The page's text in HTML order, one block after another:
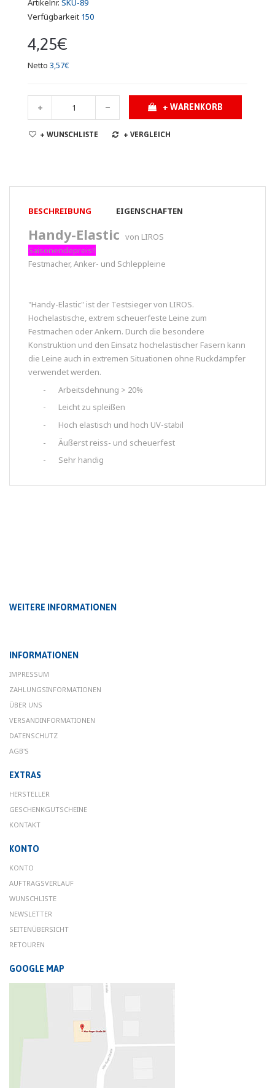
Artikelnr. SKU-89
Verfügbarkeit 150
4,25€
Netto 3,57€
+ WARENKORB
+ WUNSCHLISTE + VERGLEICH
BESCHREIBUNG EIGENSCHAFTEN
Handy-Elastic von LIROS
Saisonendepreis!!
Festmacher, Anker- und Schleppleine
"Handy-Elastic" ist der Testsieger von LIROS.
Hochelastische, extrem scheuerfeste Leine zum
Festmachen oder Ankern. Durch die besondere
Konstruktion und den Einsatz hochelastischer Fasern kann
die Leine auch in extremen Situationen ohne Ruckdämpfer
verwendet werden.
-
Arbeitsdehnung > 20%
-
Leicht zu spleißen
-
Hoch elastisch und hoch UV-stabil
-
Äußerst reiss- und scheuerfest
-
Sehr handig
WEITERE INFORMATIONEN
INFORMATIONEN
IMPRESSUM
ZAHLUNGSINFORMATIONEN
ÜBER UNS
VERSANDINFORMATIONEN
DATENSCHUTZ
AGB'S
EXTRAS
HERSTELLER
GESCHENKGUTSCHEINE
KONTAKT
KONTO
KONTO
AUFTRAGSVERLAUF
WUNSCHLISTE
NEWSLETTER
SEITENÜBERSICHT
RETOUREN
GOOGLE MAP